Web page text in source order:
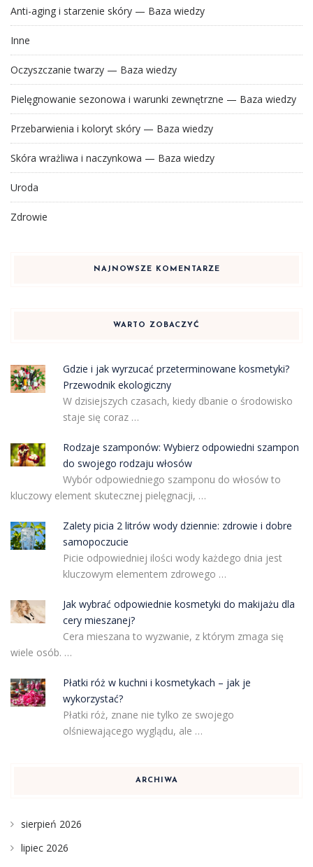
Anti-aging i starzenie skóry — Baza wiedzy
Inne
Oczyszczanie twarzy — Baza wiedzy
Pielęgnowanie sezonowa i warunki zewnętrzne — Baza wiedzy
Przebarwienia i koloryt skóry — Baza wiedzy
Skóra wrażliwa i naczynkowa — Baza wiedzy
Uroda
Zdrowie
NAJNOWSZE KOMENTARZE
WARTO ZOBACZYĆ
Gdzie i jak wyrzucać przeterminowane kosmetyki?
Przewodnik ekologiczny
W dzisiejszych czasach, kiedy dbanie o środowisko
staje się coraz …
Rodzaje szamponów: Wybierz odpowiedni szampon
do swojego rodzaju włosów
Wybór odpowiedniego szamponu do włosów to
kluczowy element skutecznej pielęgnacji, …
Zalety picia 2 litrów wody dziennie: zdrowie i dobre
samopoczucie
Picie odpowiedniej ilości wody każdego dnia jest
kluczowym elementem zdrowego …
Jak wybrać odpowiednie kosmetyki do makijażu dla
cery mieszanej?
Cera mieszana to wyzwanie, z którym zmaga się
wiele osób. …
Płatki róż w kuchni i kosmetykach – jak je
wykorzystać?
Płatki róż, znane nie tylko ze swojego
olśniewającego wyglądu, ale …
ARCHIWA
sierpień 2026
lipiec 2026